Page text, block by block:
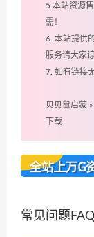
5.本站资源
需！
6. 本站提供
服务请大家谅
7. 如有链接
贝贝鼠启蒙 »
下载
常见问题FAQ